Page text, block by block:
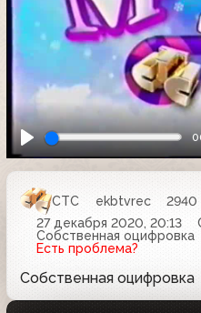
СТС ekbtvrec
2940
27 декабря 2020, 20:13
Собственная оцифровка
Есть проблема?
Собственная оцифровка